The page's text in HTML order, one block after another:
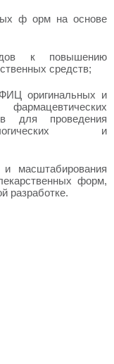
ф орм на основе
к повышению
средств;
оригинальных и
для проведения
и
масштабирования
форм,
разработке.